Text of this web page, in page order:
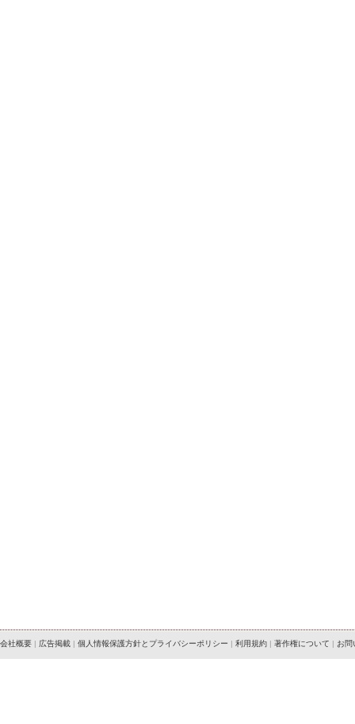
会社概要 | 広告掲載 | 個人情報保護方針とプライバシーポリシー | 利用規約 | 著作権について | お問